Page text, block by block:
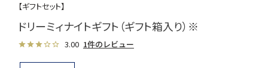
【ギフトセット】
ドリーミィナイトギフト（ギフト箱入り）※
3.00 1件のレビュー